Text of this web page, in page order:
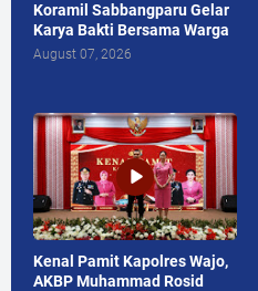
Koramil Sabbangparu Gelar
Karya Bakti Bersama Warga
August 07, 2026
Kenal Pamit Kapolres Wajo,
AKBP Muhammad Rosid